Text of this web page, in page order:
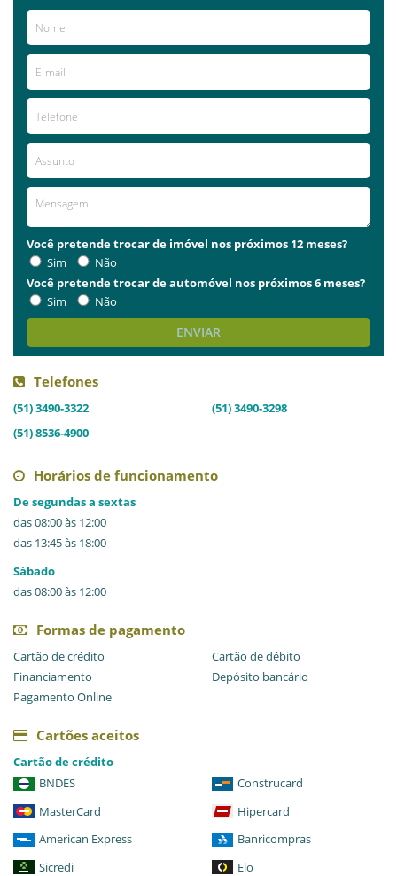
Você pretende trocar de imóvel nos próximos 12 meses?
Sim
Não
Você pretende trocar de automóvel nos próximos 6 meses?
Sim
Não
ENVIAR
Telefones
(51) 3490-3322
(51) 3490-3298
(51) 8536-4900
Horários de funcionamento
De segundas a sextas
das 08:00 às 12:00
das 13:45 às 18:00
Sábado
das 08:00 às 12:00
Formas de pagamento
Cartão de crédito
Cartão de débito
Financiamento
Depósito bancário
Pagamento Online
Cartões aceitos
Cartão de crédito
BNDES
Construcard
MasterCard
Hipercard
American Express
Banricompras
Sicredi
Elo